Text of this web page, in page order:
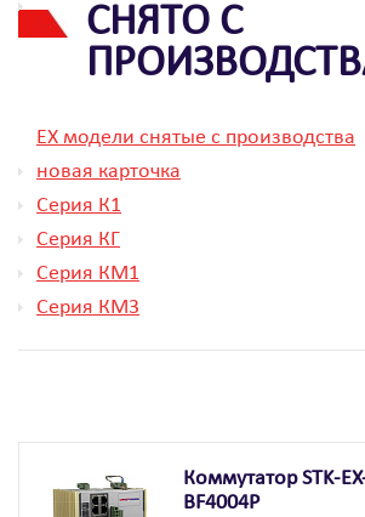
СНЯТО С
EX модели снятые с производства
новая карточка
Серия К1
Серия КГ
Серия КМ1
Серия КМ3
Коммутатор STK-
BF4004P